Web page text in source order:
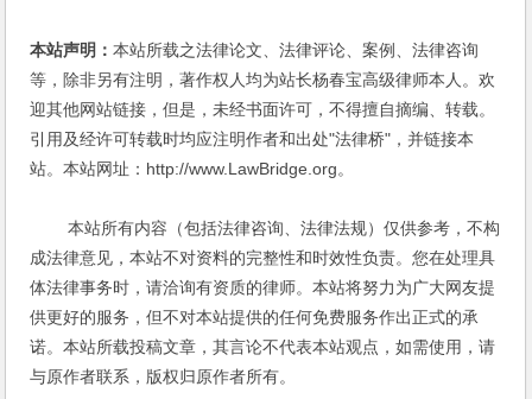
本站声明：本站所载之法律论文、法律评论、案例、法律咨询
等，除非另有注明，著作权人均为站长杨春宝高级律师本人。欢
迎其他网站链接，但是，未经书面许可，不得擅自摘编、转载。
引用及经许可转载时均应注明作者和出处"法律桥"，并链接本
站。本站网址：http://www.LawBridge.org。
本站所有内容（包括法律咨询、法律法规）仅供参考，不构
成法律意见，本站不对资料的完整性和时效性负责。您在处理具
体法律事务时，请洽询有资质的律师。本站将努力为广大网友提
供更好的服务，但不对本站提供的任何免费服务作出正式的承
诺。本站所载投稿文章，其言论不代表本站观点，如需使用，请
与原作者联系，版权归原作者所有。